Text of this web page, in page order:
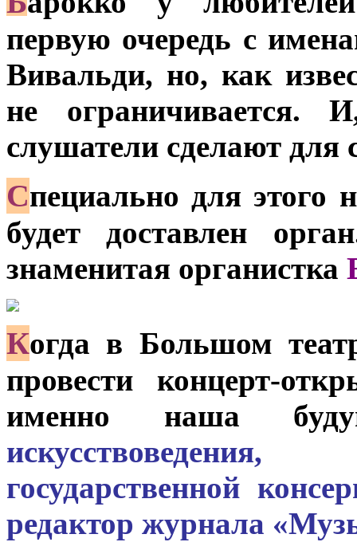
первую очередь с
Вивальди, но, как
не ограничивается.
слушатели сделают для
Специально для этого
будет доставлен
знаменитая органистка
Когда в Большом
провести концерт-
именно наша
государственной
редактор журнала